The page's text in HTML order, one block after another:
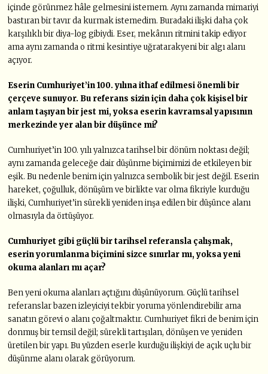
içinde görünmez hâle gelmesini istemem. Aynı zamanda mimariyi
bastıran bir tavır da kurmak istemedim. Buradaki ilişki daha çok
karşılıklı bir diya-log gibiydi. Eser, mekânın ritmini takip ediyor
ama aynı zamanda o ritmi kesintiye uğratarakyeni bir algı alanı
açıyor.
Eserin Cumhuriyet’in 100. yılınaithaf edilmesi önemli bir
çerçeve sunuyor. Bu referans sizin için daha çok kişisel bir
anlam taşıyan bir jest mi, yoksa eserin kavramsal yapısının
merkezinde yer alan bir düşünce mi?
Cumhuriyet’in 100. yılı yalnızca tarihsel bir dönüm noktası değil;
aynı zamanda geleceğe dair düşünme biçimimizi de etkileyen bir
eşik. Bu nedenle benim için yalnızca sembolik bir jest değil. Eserin
hareket, çoğulluk, dönüşüm ve birlikte var olma fikriyle kurduğu
ilişki, Cumhuriyet’in sürekli yeniden inşa edilen bir düşünce alanı
olmasıyla da örtüşüyor.
Cumhuriyet gibi güçlü bir tarihsel referansla çalışmak,
eserin yorumlanma biçimini sizce sınırlar mı, yoksa yeni
okuma alanları mı açar?
Ben yeni okuma alanları açtığını düşünüyorum. Güçlü tarihsel
referanslar bazen izleyiciyi tekbir yoruma yönlendirebilir ama
sanatın görevi o alanı çoğaltmaktır. Cumhuriyet fikri de benim için
donmuş bir temsil değil; sürekli tartışılan, dönüşen ve yeniden
üretilen bir yapı. Bu yüzden eserle kurduğu ilişkiyi de açık uçlu bir
düşünme alanı olarak görüyorum.